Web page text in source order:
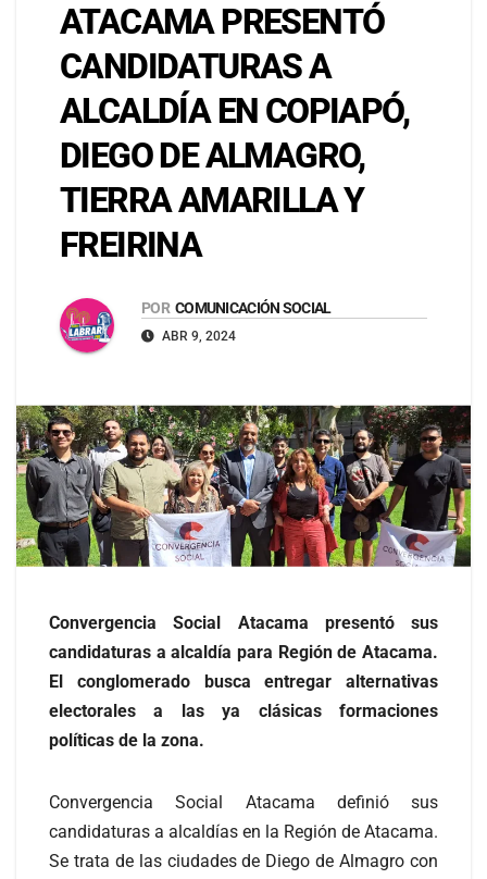
ATACAMA PRESENTÓ
CANDIDATURAS A
ALCALDÍA EN COPIAPÓ,
DIEGO DE ALMAGRO,
TIERRA AMARILLA Y
FREIRINA
POR COMUNICACIÓN SOCIAL
ABR 9, 2024
Convergencia Social Atacama presentó sus
candidaturas a alcaldía para Región de Atacama.
El conglomerado busca entregar alternativas
electorales a las ya clásicas formaciones
políticas de la zona.
Convergencia Social Atacama definió sus
candidaturas a alcaldías en la Región de Atacama.
Se trata de las ciudades de Diego de Almagro con